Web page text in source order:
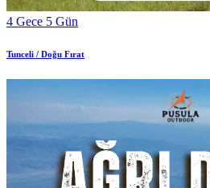
4 Gece 5 Gün
Tunceli / Doğu Fırat